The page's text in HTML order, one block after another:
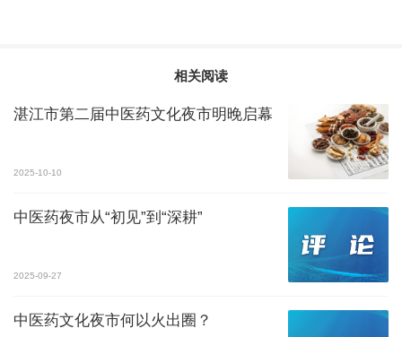
相关阅读
湛江市第二届中医药文化夜市明晚启幕
2025-10-10
中医药夜市从“初见”到“深耕”
2025-09-27
中医药文化夜市何以火出圈？